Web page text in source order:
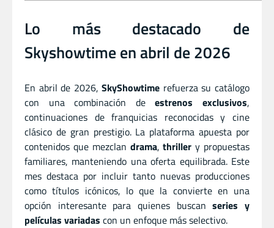
Lo más destacado de
Skyshowtime en abril de 2026
En abril de 2026,SkyShowtime refuerza su catálogo
con una combinación deestrenos exclusivos,
continuaciones de franquicias reconocidas y cine
clásico de gran prestigio. La plataforma apuesta por
contenidos que mezclan drama,thriller y propuestas
familiares, manteniendo una oferta equilibrada. Este
mes destaca por incluir tanto nuevas producciones
como títulos icónicos, lo que la convierte en una
opción interesante para quienes buscanseries y
películas variadas con un enfoque más selectivo.